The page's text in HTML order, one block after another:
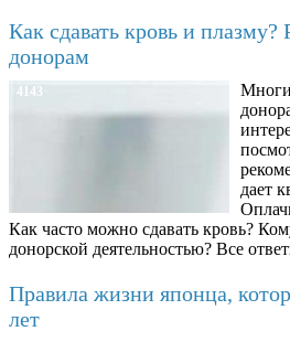
Как сдавать кровь и плазму?
донорам
4143
дает
Как часто можно сдавать кровь?
донорской деятельностью? Все
Правила жизни японца,
лет